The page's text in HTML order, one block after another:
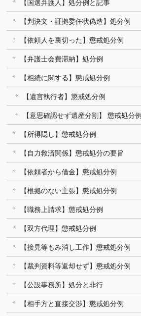
【国選弁護人】処分例と記事
【判決文・証拠委任状偽造】処分例
【依頼人を裏切った】懲戒処分例
【弁護士会費滞納】処分例
【相続に関する】懲戒処分例
【遺言執行者】懲戒処分例
【意思確認せず遺産分割】 懲戒処分例
【所得隠し】懲戒処分例
【自力救済関係】懲戒処分の要旨
【依頼者から借金】懲戒処分例
【根拠のない主張】懲戒処分例
【職務上請求】懲戒処分例
【双方代理】懲戒処分例
【接見等もみ消し工作】懲戒処分例
【裁判資料等返却せず】懲戒処分例
【公設事務所】処分と非行
【相手方と直接交渉】懲戒処分例